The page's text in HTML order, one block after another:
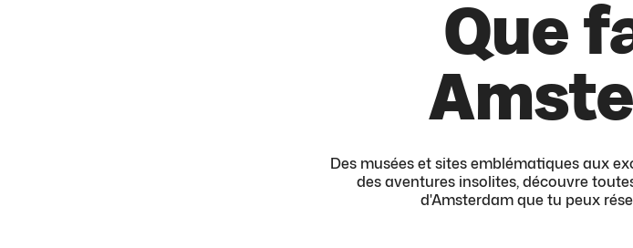
Que
Des musées et sites emblématiques aux
des aventures insolites, découvre
d'Amsterdam que tu peux